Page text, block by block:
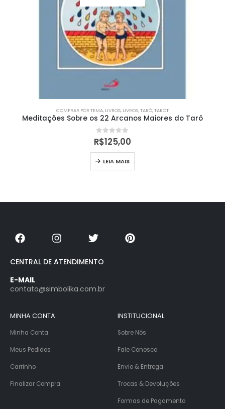
COMPRAR POR TEMA, LIVROS, LIVROS,TARÔ,TAROT
Meditações Sobre os 22 Arcanos Maiores do Tarô
0out of 5
R$125,00
LEIA MAIS
CENTRAL DE ATENDIMENTO
E-MAIL
contato@simbolika.com.br
MINHA CONTA
Minha Conta
Meus Pedidos
Carrinho
Finalizar Compra
INSTITUCIONAL
Sobre Nós
Fale Conosco
Envio & Entrega
Trocas & Devoluções
Formas de Pagamento